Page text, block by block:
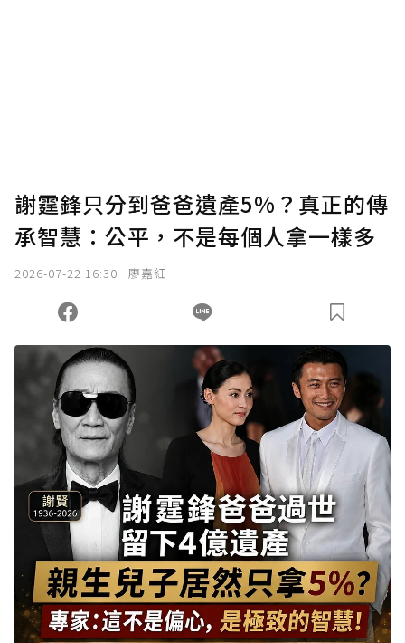
謝霆鋒只分到爸爸遺產5%？真正的傳
承智慧：公平，不是每個人拿一樣多
2026-07-22 16:30 廖嘉紅